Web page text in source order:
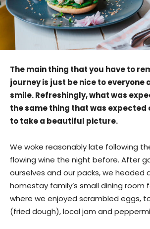
The main thing that you have to
journey is just be nice to everyone
smile. Refreshingly, what was
the same thing that was expected
to take a beautiful picture.
We woke reasonably late following
flowing wine the night before. After
ourselves and our packs, we headed
homestay family’s small dining room
where we enjoyed scrambled eggs,
(fried dough), local jam and